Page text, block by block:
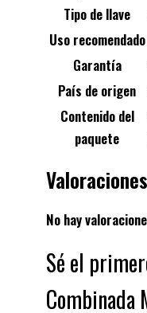
Tipo de llave
Uso recomendado
Garantía
País de origen
Contenido del
paquete
Valoraciones
No hay
Sé el